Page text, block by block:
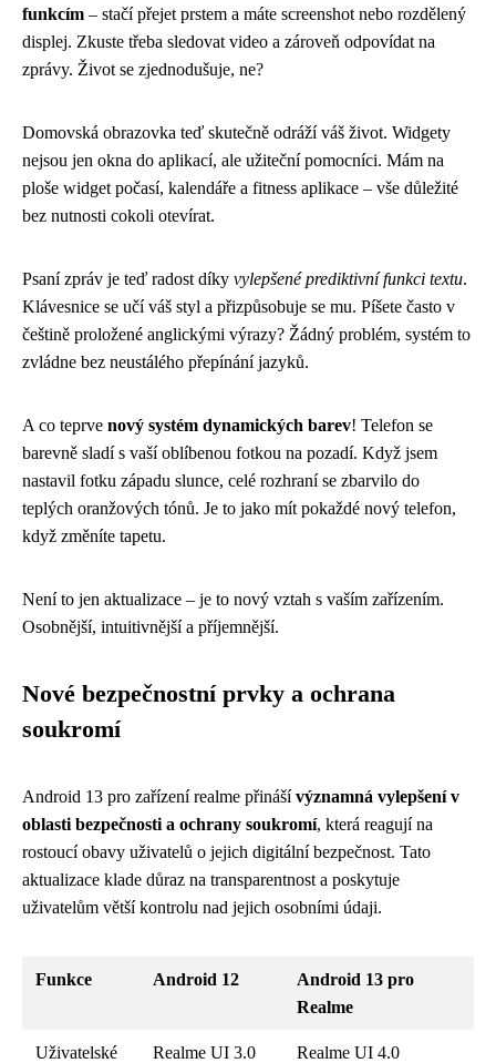
funkcím – stačí přejet prstem a máte screenshot nebo rozdělený
displej. Zkuste třeba sledovat video a zároveň odpovídat na
zprávy. Život se zjednodušuje, ne?
Domovská obrazovka teď skutečně odráží váš život. Widgety
nejsou jen okna do aplikací, ale užiteční pomocníci. Mám na
ploše widget počasí, kalendáře a fitness aplikace – vše důležité
bez nutnosti cokoli otevírat.
Psaní zpráv je teď radost díky vylepšené prediktivní funkci textu.
Klávesnice se učí váš styl a přizpůsobuje se mu. Píšete často v
češtině proložené anglickými výrazy? Žádný problém, systém to
zvládne bez neustálého přepínání jazyků.
A co teprve nový systém dynamických barev! Telefon se
barevně sladí s vaší oblíbenou fotkou na pozadí. Když jsem
nastavil fotku západu slunce, celé rozhraní se zbarvilo do
teplých oranžových tónů. Je to jako mít pokaždé nový telefon,
když změníte tapetu.
Není to jen aktualizace – je to nový vztah s vaším zařízením.
Osobnější, intuitivnější a příjemnější.
Nové bezpečnostní prvky a ochrana
soukromí
Android 13 pro zařízení realme přinášívýznamná vylepšení v
oblasti bezpečnosti a ochrany soukromí, která reagují na
rostoucí obavy uživatelů o jejich digitální bezpečnost. Tato
aktualizace klade důraz na transparentnost a poskytuje
uživatelům větší kontrolu nad jejich osobními údaji.
Funkce Android 12
Android 13 pro
Realme
Uživatelské
Realme UI 3.0 Realme UI 4.0